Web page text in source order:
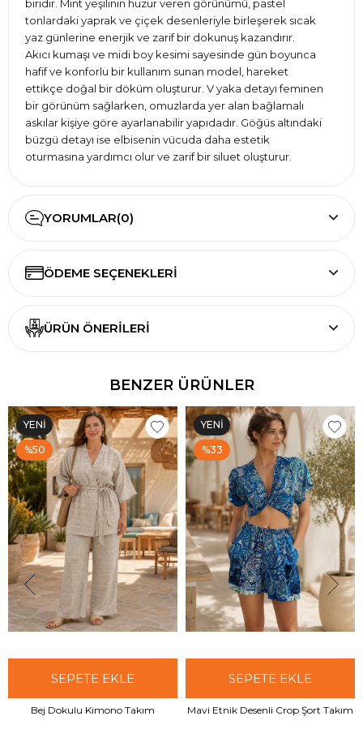
biridir. Mint yeşilinin huzur veren görünümü, pastel
tonlardaki yaprak ve çiçek desenleriyle birleşerek sıcak
yaz günlerine enerjik ve zarif bir dokunuş kazandırır.
Akıcı kumaşı ve midi boy kesimi sayesinde gün boyunca
hafif ve konforlu bir kullanım sunan model, hareket
ettikçe doğal bir döküm oluşturur. V yaka detayı feminen
bir görünüm sağlarken, omuzlarda yer alan bağlamalı
askılar kişiye göre ayarlanabilir yapıdadır. Göğüs altındaki
büzgü detayı ise elbisenin vücuda daha estetik
oturmasına yardımcı olur ve zarif bir siluet oluşturur.
tercih edilebilen bu model, sandalet, hasır çanta ve doğal
aksesuarlarla kolayca kombinlenebilir. Hafif yapısı
seçenektir.
boyunca hem konforu hem de şıklığı bir arada yaşamak
YORUMLAR(0)
ÖDEME SEÇENEKLERI
ÜRÜN ÖNERILERI
BENZER ÜRÜNLER
SEPETE EKLE
Bej Dokulu Kimono Takım
YENI
ÜRÜN
%50
SEPETE EKLE
Mavi Etnik Desenli Crop Şort Takım
YENI
ÜRÜN
%33